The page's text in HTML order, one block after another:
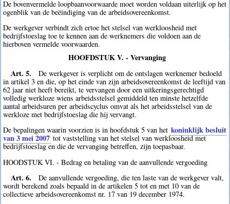
De bovenvermelde loopbaanvoorwaarde moet worden voldaan uiterlijk op het
ogenblik van de beëindiging van de arbeidsovereenkomst.
De werkgever verbindt zich ertoe het stelsel van werkloosheid met
bedrijfstoeslag toe te kennen aan de werknemers die voldoen aan de
hierboven vermelde voorwaarden.
HOOFDSTUK V. - Vervanging
Art. 5.
De werkgever is verplicht om de ontslagen werknemer bedoeld
in artikel 3 en die, op het einde van zijn arbeidsovereenkomst de leeftijd van
62 jaar niet heeft bereikt, te vervangen door een uitkeringsgerechtigd
volledig werkloze wiens arbeidsstelsel gemiddeld ten minste hetzelfde
aantal arbeidsuren per arbeidscyclus omvat als het arbeidsstelsel van de
werkloze met bedrijfstoeslag die hij vervangt.
De bepalingen waarin voorzien is in hoofdstuk 5 van het koninklijk besluit
van 3 mei 2007 tot vaststelling van het stelsel van werkloosheid met
bedrijfstoeslag en die de vervanging betreffen, zijn toepasbaar.
HOODSTUK VI. - Bedrag en betaling van de aanvullende vergoeding
Art. 6.
De aanvullende vergoeding, die ten laste van de werkgever valt,
wordt berekend zoals bepaald in de artikelen 5 tot en met 10 van de
collectieve arbeidsovereenkomst nr. 17 van 19 december 1974.